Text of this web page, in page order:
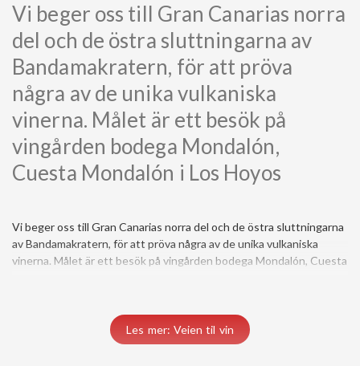
Vi beger oss till Gran Canarias norra
del och de östra sluttningarna av
Bandamakratern, för att pröva
några av de unika vulkaniska
vinerna. Målet är ett besök på
vingården bodega Mondalón,
Cuesta Mondalón i Los Hoyos
Vi beger oss till Gran Canarias norra del och de östra sluttningarna
av Bandamakratern, för att pröva några av de unika vulkaniska
vinerna. Målet är ett besök på vingården bodega Mondalón, Cuesta
Mondalón i Los Hoyos. Trender och vulkaniska viner. Medan de allra
flesta vinkonsumenter väljer sig ett ”husvin” som passar smak och
pris, så finns det likväl några, som prövar nytt och det unika. Genom
åren har vi sett den ena vintrenden ta vid efter den andra. Just nu
Les mer: Veien til vin